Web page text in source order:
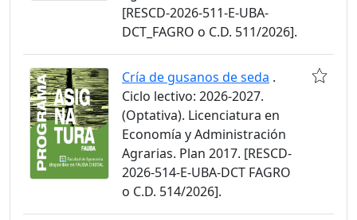
[RESCD-2026-511-E-UBA-
DCT_FAGRO o C.D. 511/2026].
Cría de gusanos de seda .
Ciclo lectivo: 2026-2027.
(Optativa). Licenciatura en
Economía y Administración
Agrarias. Plan 2017. [RESCD-
2026-514-E-UBA-DCT FAGRO
o C.D. 514/2026].